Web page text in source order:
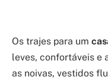
Os trajes para um
leves, confortáveis e
as noivas, vestidos